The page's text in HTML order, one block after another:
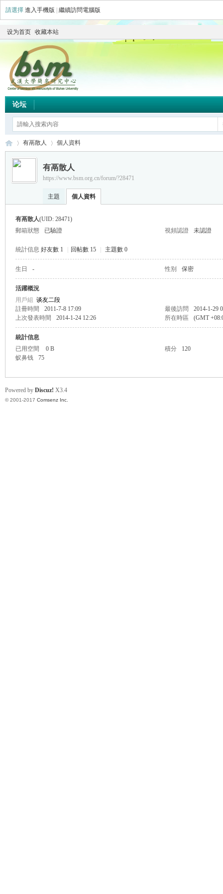
請選擇 進入手機版 繼續訪問電腦版
设为首页 收藏本站
论坛
›
有鬲散人 個人資料
有鬲散人
https://www.bsm.org.cn/forum/?28471
主題 個人資料
有鬲散人(UID: 28471)
郵箱狀態
已驗證 視頻認證 未認證
統計信息 好友數 1 回帖數 15 主題數 0
生日 - 性别 保密
活躍概況
用戶組 谈友二段
註冊時間
2011-7-8 17:09 最後訪問
2014-1-29
上次發表時間
2014-1-24 12:26 所在時區 (GMT
統計信息
已用空間
0 B 積分
120
蚁鼻钱
75
Powered by Discuz! X3.4
© 2001-2017 Comsenz Inc.